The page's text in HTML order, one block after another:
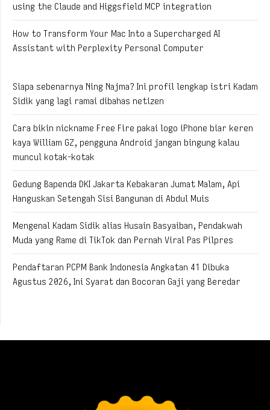
using the Claude and Higgsfield MCP integration
How to Transform Your Mac Into a Supercharged AI
Assistant with Perplexity Personal Computer
Siapa sebenarnya Ning Najma? Ini profil lengkap istri Kadam
Sidik yang lagi ramai dibahas netizen
Cara bikin nickname Free Fire pakai logo iPhone biar keren
kaya William GZ, pengguna Android jangan bingung kalau
muncul kotak-kotak
Gedung Bapenda DKI Jakarta Kebakaran Jumat Malam, Api
Hanguskan Setengah Sisi Bangunan di Abdul Muis
Mengenal Kadam Sidik alias Husain Basyaiban, Pendakwah
Muda yang Rame di TikTok dan Pernah Viral Pas Pilpres
Pendaftaran PCPM Bank Indonesia Angkatan 41 Dibuka
Agustus 2026, Ini Syarat dan Bocoran Gaji yang Beredar